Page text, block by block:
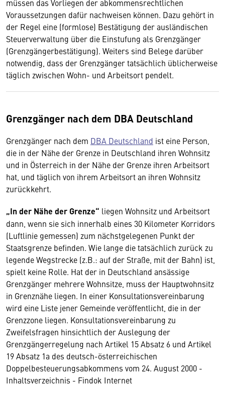
müssen das Vorliegen der abkommensrechtlichen
Voraussetzungen dafür nachweisen können. Dazu gehört in
der Regel eine (formlose) Bestätigung der ausländischen
Steuerverwaltung über die Einstufung als Grenzgänger
(Grenzgängerbestätigung). Weiters sind Belege darüber
notwendig, dass der Grenzgänger tatsächlich üblicherweise
täglich zwischen Wohn- und Arbeitsort pendelt.
Grenzgänger nach dem DBA Deutschland
Grenzgänger nach dem DBA Deutschland ist eine Person,
die in der Nähe der Grenze in Deutschland ihren Wohnsitz
und in Österreich in der Nähe der Grenze ihren Arbeitsort
hat, und täglich von ihrem Arbeitsort an ihren Wohnsitz
zurückkehrt.
„In der Nähe der Grenze“ liegen Wohnsitz und Arbeitsort
dann, wenn sie sich innerhalb eines 30 Kilometer Korridors
(Luftlinie gemessen) zum nächstgelegenen Punkt der
Staatsgrenze befinden. Wie lange die tatsächlich zurück zu
legende Wegstrecke (z.B.: auf der Straße, mit der Bahn) ist,
spielt keine Rolle. Hat der in Deutschland ansässige
Grenzgänger mehrere Wohnsitze, muss der Hauptwohnsitz
in Grenznähe liegen. In einer Konsultationsvereinbarung
wird eine Liste jener Gemeinde veröffentlicht, die in der
Grenzzone liegen. Konsultationsvereinbarung zu
Zweifelsfragen hinsichtlich der Auslegung der
Grenzgängerregelung nach Artikel 15 Absatz 6 und Artikel
19 Absatz 1a des deutsch-österreichischen
Doppelbesteuerungsabkommens vom 24. August 2000 -
Inhaltsverzeichnis - Findok Internet